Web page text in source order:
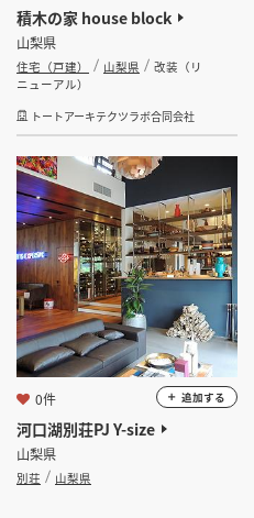
積木の家 house block
山梨県
住宅（戸建） 山梨県
改装（リ
ニューアル）
トートアーキテクツラボ合同会社
河口湖別荘PJ Y-size
山梨県
別荘 山梨県
0件 追加する